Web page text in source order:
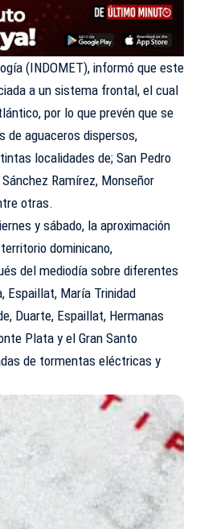
(INDOMET), informó que este
a un sistema frontal, el cual
por lo que prevén que se
de aguaceros dispersos,
localidades de; San Pedro
Ramírez, Monseñor
otras.
y sábado, la aproximación
dominicano,
del mediodía sobre diferentes
Espaillat, María Trinidad
Duarte, Espaillat, Hermanas
Plata y el Gran Santo
de tormentas eléctricas y